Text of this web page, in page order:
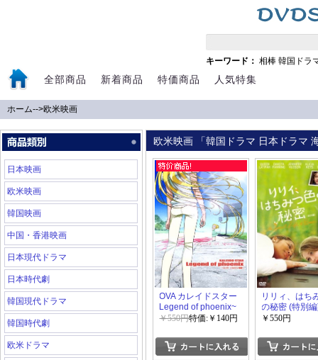
キーワード： 相棒 韓国ドラ
全部商品 新着商品 特価商品 人気特集
ホーム-->欧米映画
日本映画
欧米映画
韓国映画
中国・香港映画
日本現代ドラマ
日本時代劇
韓国現代ドラマ
韓国時代劇
欧米ドラマ
欧米映画 「韓国ドラマ 日本ドラマ
OVA カレイドスター
Legend of phoenix~
レイラ?ハミルトン物
￥550円特価:￥140円
リリィ、はち
の秘密 (特別
￥550円